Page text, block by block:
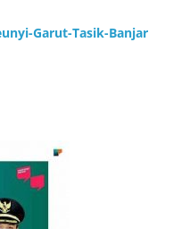
Garut-Tasik-Banjar